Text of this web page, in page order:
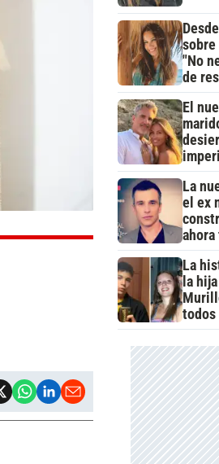
sobre
"No
de
El
La
el ex
La
la
todos